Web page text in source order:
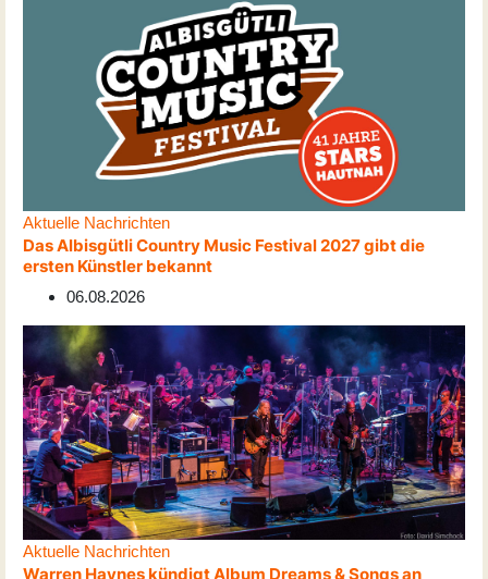
Aktuelle Nachrichten
Das Albisgütli Country Music Festival 2027 gibt die
ersten Künstler bekannt
06.08.2026
Aktuelle Nachrichten
Warren Haynes kündigt Album Dreams & Songs an